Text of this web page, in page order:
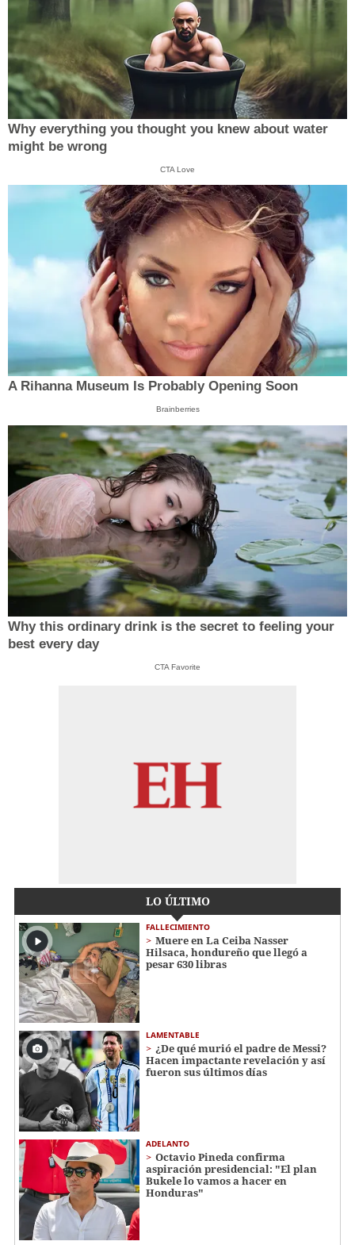
Why everything you thought you knew about water
might be wrong
CTA Love
A Rihanna Museum Is Probably Opening Soon
Brainberries
Why this ordinary drink is the secret to feeling your
best every day
CTA Favorite
LO ÚLTIMO
FALLECIMIENTO
Muere en La Ceiba Nasser
Hilsaca, hondureño que llegó a
pesar 630 libras
LAMENTABLE
¿De qué murió el padre de Messi?
Hacen impactante revelación y así
fueron sus últimos días
ADELANTO
Octavio Pineda confirma
aspiración presidencial: "El plan
Bukele lo vamos a hacer en
Honduras"